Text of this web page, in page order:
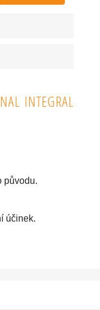
INTEGRAL
původu.
účinek.